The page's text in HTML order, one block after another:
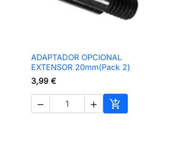
ao carrinho
 Vista rápida
ADAPTADOR OPCIONAL
EXTENSOR 20mm(Pack 2)
3,99 €
  
Adicionar ao carrinho